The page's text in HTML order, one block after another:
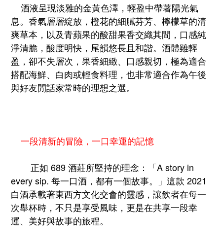
酒液呈現淡雅的金黃色澤，輕盈中帶著陽光氣
息。香氣層層綻放，橙花的細膩芬芳、檸檬草的清
爽草本，以及青蘋果的酸甜果香交織其間，口感純
淨清脆，酸度明快，尾韻悠長且和諧。酒體雖輕
盈，卻不失層次，果香細緻、口感親切，極為適合
搭配海鮮、白肉或輕食料理，也非常適合作為午後
與好友閒話家常時的理想之選。
一段清新的冒險，一口幸運的記憶
正如 689 酒莊所堅持的理念：「A story in
every sip. 每一口酒，都有一個故事。」這款 2021
白酒承載著東西方文化交會的靈感，讓飲者在每一
次舉杯時，不只是享受風味，更是在共享一段幸
運、美好與故事的旅程。